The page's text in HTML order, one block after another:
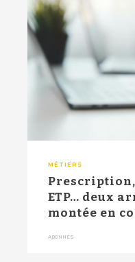
MÉTIERS
ETP… deux
montée en
ABONNÉS